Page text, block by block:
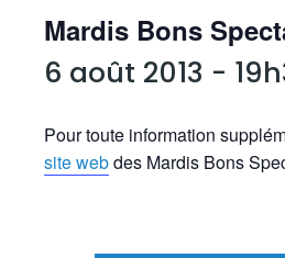
Mardis Bons
6 août 2013 -
Pour toute information
site webdes Mardis Bons